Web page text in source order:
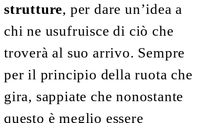
strutture, per dare un’idea a
chi ne usufruisce di ciò che
troverà al suo arrivo. Sempre
per il principio della ruota che
gira, sappiate che nonostante
questo è meglio essere